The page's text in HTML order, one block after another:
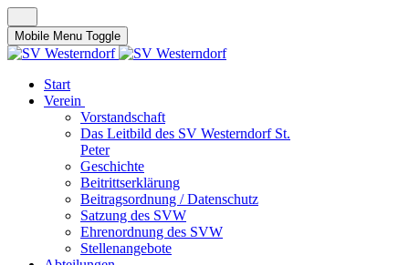
Mobile Menu Toggle
Start
Verein
Vorstandschaft
Das Leitbild des SV Westerndorf St.
Peter
Geschichte
Beitrittserklärung
Beitragsordnung / Datenschutz
Satzung des SVW
Ehrenordnung des SVW
Stellenangebote